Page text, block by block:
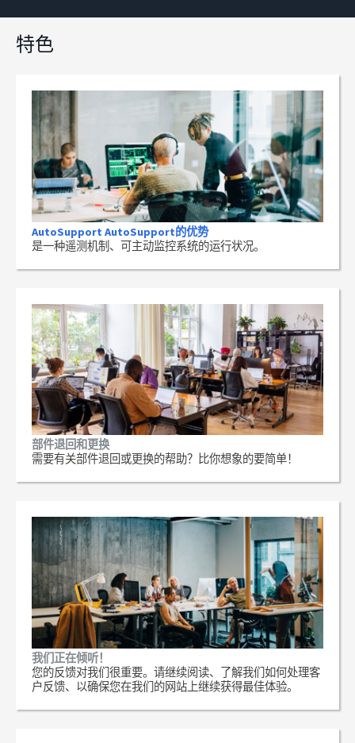
特色
AutoSupport AutoSupport的优势
是一种遥测机制、可主动监控系统的运行状况。
部件退回和更换
需要有关部件退回或更换的帮助？比你想象的要简单！
我们正在倾听！
您的反馈对我们很重要。请继续阅读、了解我们如何处理客
户反馈、以确保您在我们的网站上继续获得最佳体验。